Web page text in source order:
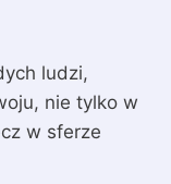
ludzi,
nie tylko w
w sferze